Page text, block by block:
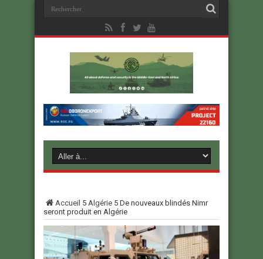
Accueil 5 Algérie 5 De nouveaux blindés Nimr
seront produit en Algérie